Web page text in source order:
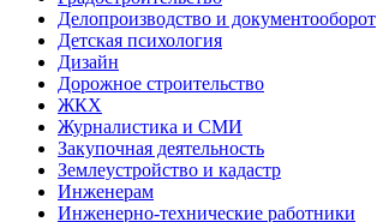
Делопроизводство и документооборот
Детская психология
Дизайн
Дорожное строительство
ЖКХ
Журналистика и СМИ
Закупочная деятельность
Землеустройство и кадастр
Инженерам
Инженерно-технические работники